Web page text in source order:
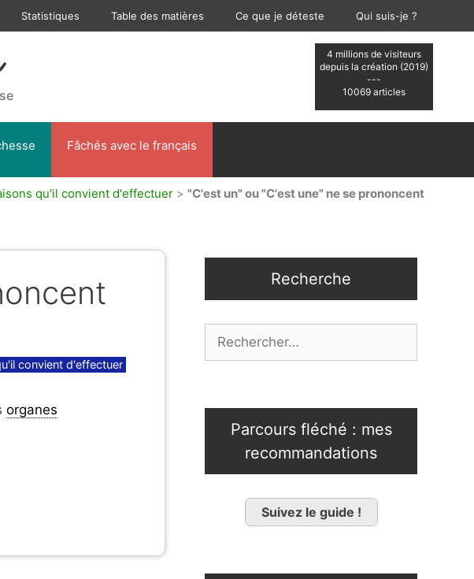
Statistiques Table des matières Ce que je déteste Qui suis-je ?
4 millions de visiteurs
depuis la création (2019)
---
10069 articles
Fâchés avec le français
qu'il convient d'effectuer > "C'est un" ou "C'est une" ne se prononcent
convient d'effectuer
organes
Recherche
Parcours fléché : mes
recommandations
Suivez le guide !